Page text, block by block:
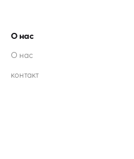
О нас
О нас
контакт